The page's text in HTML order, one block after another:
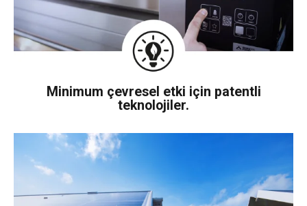
Minimum çevresel etki için patentli
teknolojiler.